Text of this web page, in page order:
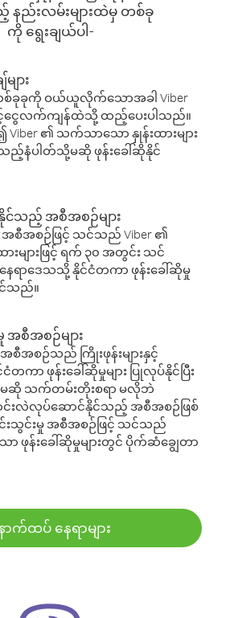
ည်းလမ်းများထဲမှ တစ်ခု
ကို ရွေးချယ်ပါ-
ျား
ခုခုကို ဝယ်ယူလိုက်သောအခါ Viber
ငွေလက်ကျန်ထဲသို့ ထည့်ပေးပါသည်။
၏ သက်သာသော နှုန်းထားများ
သည့်နံပါတ်သို့မဆို ဖုန်းခေါ်ဆိုနိုင်
င်သည့် အစီအစဉ်များ
အစီအစဉ်ဖြင့် သင်သည် Viber ၏
များဖြင့် ရက် ၃၀ အတွင်း သင်
ရာဒေသသို့ နိုင်ငံတကာ ဖုန်းခေါ်ဆိုမှု
င်သည်။
အစီအစဉ်များ
စီအစဉ်သည် ကြိုးဖုန်းများနှင့်
တကာ ဖုန်းခေါ်ဆိုမှုများ ပြုလုပ်နိုင်ပြီး
ဆို သက်တမ်းတိုးစရာ မလိုဘဲ
င်းလဲလုပ်ဆောင်နိုင်သည့် အစီအစဉ်ဖြစ်
းသွင်းမှု အစီအစဉ်ဖြင့် သင်သည်
ာ ဖုန်းခေါ်ဆိုမှုများတွင် ပိုက်ဆံချွေတာ
ာက်ထပ် နေရာများ